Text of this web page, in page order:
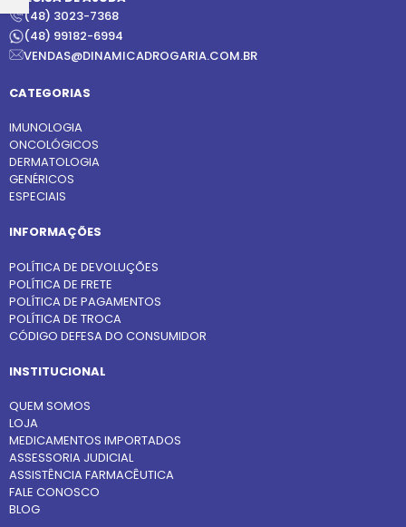
(48) 3023-7368
(48) 99182-6994
VENDAS@DINAMICADROGARIA.COM.BR
CATEGORIAS
IMUNOLOGIA
ONCOLÓGICOS
DERMATOLOGIA
GENÉRICOS
ESPECIAIS
INFORMAÇÕES
POLÍTICA DE DEVOLUÇÕES
POLÍTICA DE FRETE
POLÍTICA DE PAGAMENTOS
POLÍTICA DE TROCA
CÓDIGO DEFESA DO CONSUMIDOR
INSTITUCIONAL
QUEM SOMOS
LOJA
MEDICAMENTOS IMPORTADOS
ASSESSORIA JUDICIAL
ASSISTÊNCIA FARMACÊUTICA
FALE CONOSCO
BLOG